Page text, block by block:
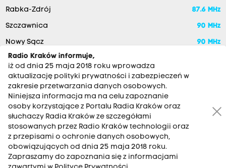
Rabka-Zdrój 87.6 MHz
Szczawnica 90 MHz
Nowy Sącz 90 MHz
RADIO KRAKÓW SA. Aleja Juliusza Słowackiego 22, 30-007
Kraków
Antena: 12 200 33 33
Radio Kraków informuje,
iż od dnia 25 maja 2018 roku wprowadza
aktualizację polityki prywatności i zabezpieczeń w
zakresie przetwarzania danych osobowych.
Niniejsza informacja ma na celu zapoznanie
osoby korzystające z Portalu Radia Kraków oraz
słuchaczy Radia Kraków ze szczegółami
stosowanych przez Radio Kraków technologii oraz
z przepisami o ochronie danych osobowych,
obowiązujących od dnia 25 maja 2018 roku.
Zapraszamy do zapoznania się z informacjami